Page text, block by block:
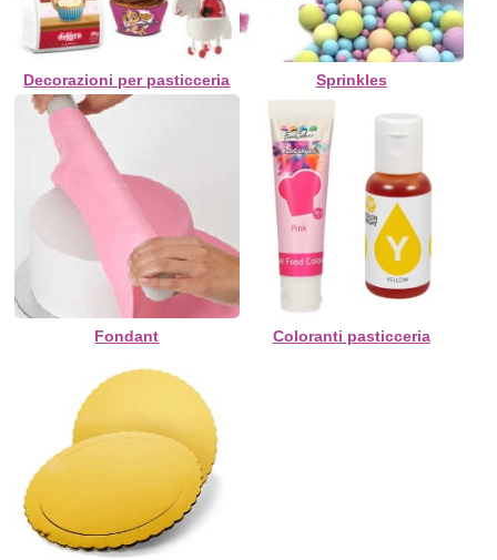
Decorazioni per pasticceria Sprinkles
Fondant Coloranti pasticceria